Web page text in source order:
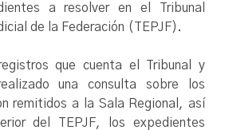
a resolver en el Tribunal
de la Federación (TEPJF).
que cuenta el Tribunal y
una consulta sobre los
remitidos a la Sala Regional, así
del TEPJF, los expedientes